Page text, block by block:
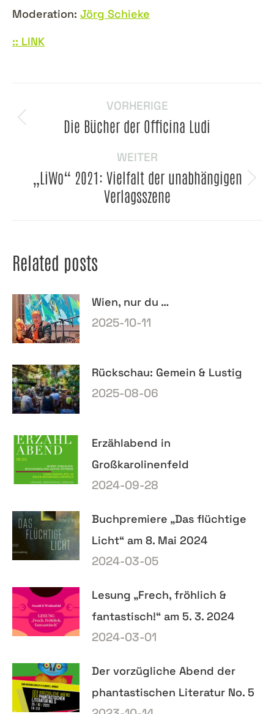
Moderation: Jörg Schieke
:: LINK
Beitragsnavigation
VORHERIGE
Vorheriger
Die Bücher der Officina Ludi
WEITER
Nächster
„LiWo“ 2021: Vielfalt der unabhängigen
Verlagsszene
Related posts
Wien, nur du …
2025-10-11
Rückschau: Gemein & Lustig
2025-08-06
Erzählabend in
Großkarolinenfeld
2024-09-28
Buchpremiere „Das flüchtige
Licht“ am 8. Mai 2024
2024-03-05
Lesung „Frech, fröhlich &
fantastisch!“ am 5. 3. 2024
2024-03-01
Der vorzügliche Abend der
phantastischen Literatur No. 5